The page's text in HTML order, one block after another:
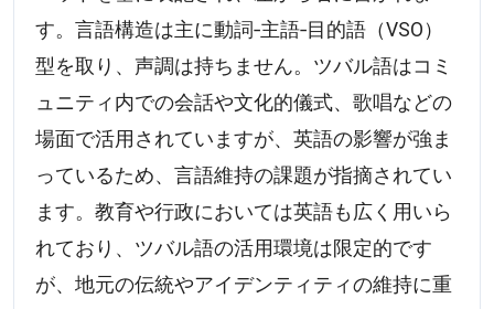
す。言語構造は主に動詞‐主語‐目的語（VSO）
型を取り、声調は持ちません。ツバル語はコミ
ュニティ内での会話や文化的儀式、歌唱などの
場面で活用されていますが、英語の影響が強ま
っているため、言語維持の課題が指摘されてい
ます。教育や行政においては英語も広く用いら
れており、ツバル語の活用環境は限定的です
が、地元の伝統やアイデンティティの維持に重